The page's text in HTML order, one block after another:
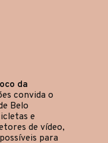
da
convida o
Belo
e
de vídeo,
para